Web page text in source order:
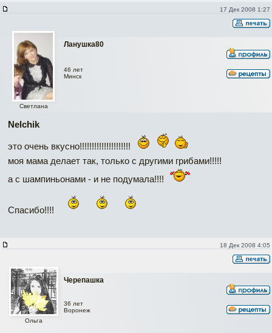
17 Дек 2008 1:27
Ланушка80
Светлана
46 лет
Минск
Nelchik
это очень вкусно!!!!!!!!!!!!!!!!!!!!!
моя мама делает так, только с другими грибами!!!!!
а с шампиньонами - и не подумала!!!!
Спасибо!!!!
18 Дек 2008 4:05
Черепашка
Ольга
36 лет
Воронеж